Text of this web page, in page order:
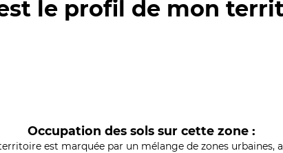
le profil de mon
Occupation des sols sur cette zone :
est marquée par un mélange de zones urbaines,